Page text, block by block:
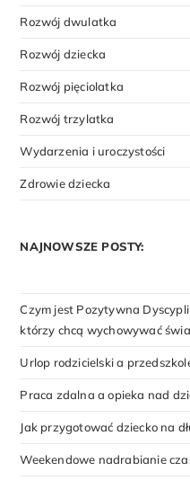
Rozwój dwulatka
Rozwój dziecka
Rozwój pięciolatka
Rozwój trzylatka
Wydarzenia i uroczystości
Zdrowie dziecka
NAJNOWSZE POSTY:
Czym jest Pozytywna
którzy chcą wychowywać
Urlop rodzicielski a
Praca zdalna a opieka nad
Jak przygotować dziecko na
Weekendowe nadrabianie